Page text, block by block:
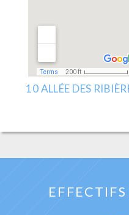
10 ALLÉE DES
EFFECTIFS